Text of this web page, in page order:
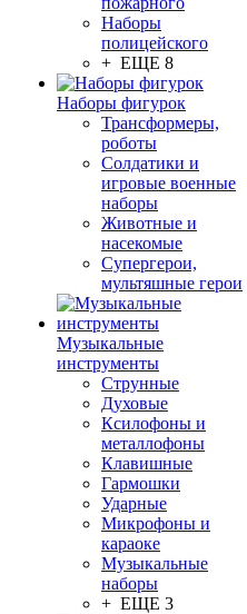
Наборы
полицейского
+ ЕЩЕ 8
Наборы фигурок
Трансформеры,
роботы
Солдатики и
игровые военные
наборы
Животные и
насекомые
Супергерои,
мультяшные герои
Музыкальные
инструменты
Струнные
Духовые
Ксилофоны и
металлофоны
Клавишные
Гармошки
Ударные
Микрофоны и
караоке
Музыкальные
наборы
+ ЕЩЕ 3